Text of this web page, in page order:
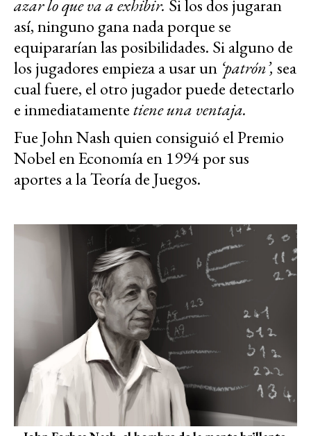
azar lo que va a exhibir. Si los dos jugaran
así, ninguno gana nada porque se
equipararían las posibilidades. Si alguno de
los jugadores empieza a usar un ‘patrón’, sea
cual fuere, el otro jugador puede detectarlo
e inmediatamentetiene una ventaja.
Fue John Nash quien consiguió el Premio
Nobel en Economía en 1994 por sus
aportes a la Teoría de Juegos.